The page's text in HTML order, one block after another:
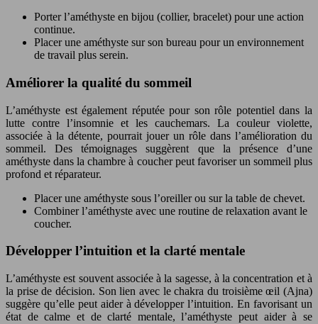
Porter l’améthyste en bijou (collier, bracelet) pour une action
continue.
Placer une améthyste sur son bureau pour un environnement
de travail plus serein.
Améliorer la qualité du sommeil
L’améthyste est également réputée pour son rôle potentiel dans la
lutte contre l’insomnie et les cauchemars. La couleur violette,
associée à la détente, pourrait jouer un rôle dans l’amélioration du
sommeil. Des témoignages suggèrent que la présence d’une
améthyste dans la chambre à coucher peut favoriser un sommeil plus
profond et réparateur.
Placer une améthyste sous l’oreiller ou sur la table de chevet.
Combiner l’améthyste avec une routine de relaxation avant le
coucher.
Développer l’intuition et la clarté mentale
L’améthyste est souvent associée à la sagesse, à la concentration et à
la prise de décision. Son lien avec le chakra du troisième œil (Ajna)
suggère qu’elle peut aider à développer l’intuition. En favorisant un
état de calme et de clarté mentale, l’améthyste peut aider à se